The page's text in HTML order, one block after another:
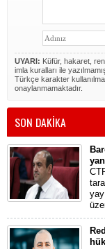
UYARI: Küfür, hakaret,
imla kuralları ile
Türkçe karakter
onaylanmamaktadır.
SON DAKİKA